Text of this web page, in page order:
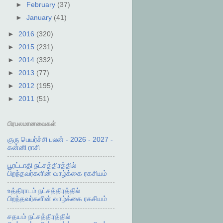
► February (37)
► January (41)
► 2016 (320)
► 2015 (231)
► 2014 (332)
► 2013 (77)
► 2012 (195)
► 2011 (51)
பிரபலமானவைகள்
குரு பெயர்ச்சி பலன் - 2026 - 2027 -
கன்னி ராசி
பூரட்டாதி நட்சத்திரத்தில்
பிறந்தவர்களின் வாழ்க்கை ரகசியம்
உத்திராடம் நட்சத்திரத்தில்
பிறந்தவர்களின் வாழ்க்கை ரகசியம்
சதயம் நட்சத்திரத்தில்